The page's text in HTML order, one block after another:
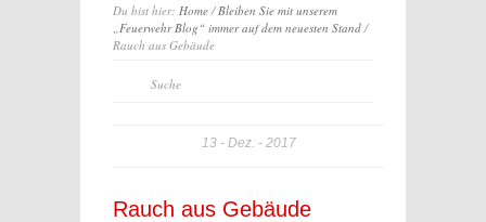
Du bist hier: Home/Bleiben Sie mit unserem
„Feuerwehr Blog“ immer auf dem neuesten Stand/
Rauch aus Gebäude
13 Dez. 2017
Rauch aus Gebäude